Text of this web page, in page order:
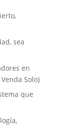
sea
en
Solo)
que